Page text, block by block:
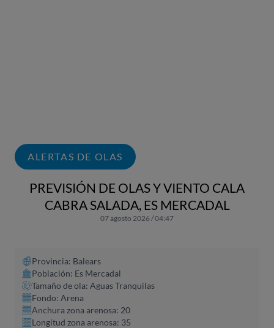
ALERTAS DE OLAS
PREVISIÓN DE OLAS Y VIENTO CALA
CABRA SALADA, ES MERCADAL
07 agosto 2026 / 04:47
Provincia: Balears
Población: Es Mercadal
Tamaño de ola: Aguas Tranquilas
Fondo: Arena
Anchura zona arenosa: 20
Longitud zona arenosa: 35